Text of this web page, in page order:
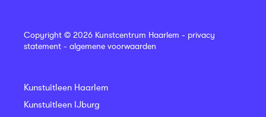
Copyright © 2026 Kunstcentrum Haarlem - privacy
statement - algemene voorwaarden
Kunstuitleen Haarlem
Kunstuitleen IJburg